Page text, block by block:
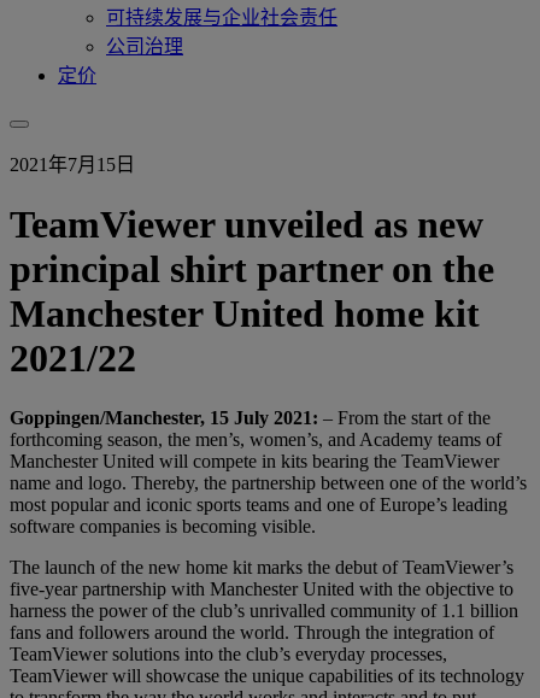
可持续发展与企业社会责任
公司治理
定价
2021年7月15日
TeamViewer unveiled as new
principal shirt partner on the
Manchester United home kit
2021/22
Goppingen/Manchester, 15 July 2021: – From the start of the
forthcoming season, the men’s, women’s, and Academy teams of
Manchester United will compete in kits bearing the TeamViewer
name and logo. Thereby, the partnership between one of the world’s
most popular and iconic sports teams and one of Europe’s leading
software companies is becoming visible.
The launch of the new home kit marks the debut of TeamViewer’s
five-year partnership with Manchester United with the objective to
harness the power of the club’s unrivalled community of 1.1 billion
fans and followers around the world. Through the integration of
TeamViewer solutions into the club’s everyday processes,
TeamViewer will showcase the unique capabilities of its technology